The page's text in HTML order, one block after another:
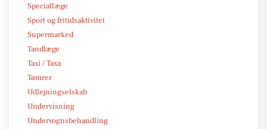
Speciallæge
Sport og fritidsaktivitet
Supermarked
Tandlæge
Taxi / Taxa
Tømrer
Udlejningselskab
Undervisning
Undervognsbehandling